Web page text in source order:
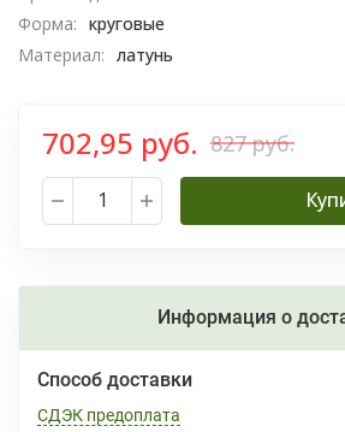
Форма: круговые
Материал: латунь
702,95 руб. 827 руб.
Информация о
Способ доставки
СДЭК предоплата